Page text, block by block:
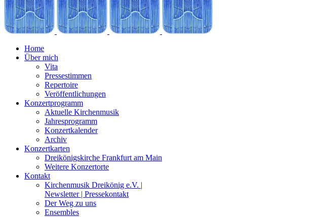
Home
Über mich
Vita
Pressestimmen
Repertoire
Veröffentlichungen
Konzertprogramm
Aktuelle Kirchenmusik
Jahresprogramm
Konzertkalender
Archiv
Konzertkarten
Dreikönigskirche Frankfurt am Main
Weitere Konzertorte
Kontakt
Kirchenmusik Dreikönig e.V. |
Newsletter | Pressekontakt
Der Weg zu uns
Ensembles